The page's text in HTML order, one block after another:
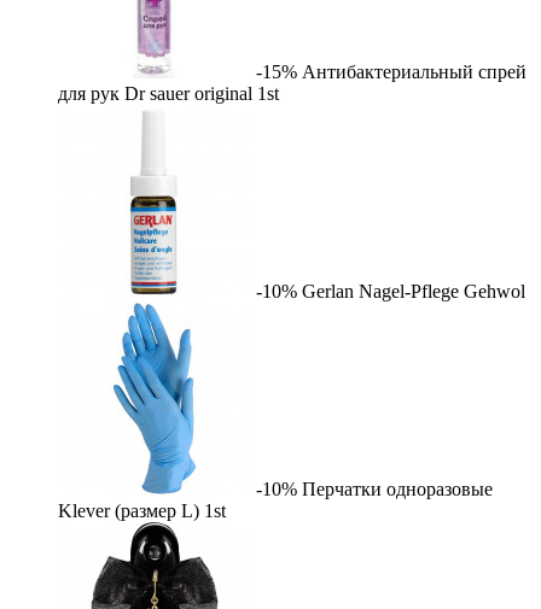
-15% Антибактериальный спрей
для рук Dr sauer original 1st
-10% Gerlan Nagel-Pflege Gehwol
-10% Перчатки одноразовые
Klever (размер L) 1st